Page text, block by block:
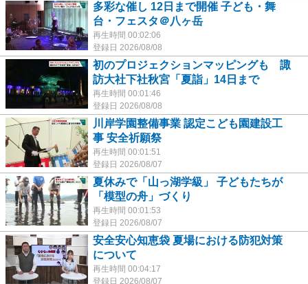
多彩な催し 12日まで開催 子ども・舞
台・フェスタ＠八ヶ岳
再生時間 00:02:06
登録日 2026/08/08
初のプロジェクションマッピングも 諏
訪大社下社秋宮「夏詣」14日まで
再生時間 00:01:46
登録日 2026/08/08
川岸学園整備事業 認定こども園建設工
事 安全祈願祭
再生時間 00:01:51
登録日 2026/08/07
夏休みで「山っ湖学級」 子どもたちが
「模型の舟」づくり
再生時間 00:01:53
登録日 2026/08/07
安全安心知恵袋 夏場における防犯対策
について
再生時間 00:04:17
登録日 2026/08/07